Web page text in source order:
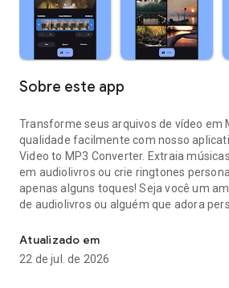
Sobre este app
Transforme seus arquivos de vídeo em
qualidade facilmente com nosso
Video to MP3 Converter. Extraia
em audiolivros ou crie ringtones
apenas alguns toques! Seja você um
de audiolivros ou alguém que adora
Com sua interface intuitiva, até mesmo
converter, editar e compartilhar arquivos
Atualizado em
22 de jul. de 2026